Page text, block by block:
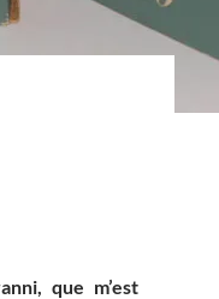
que m’est